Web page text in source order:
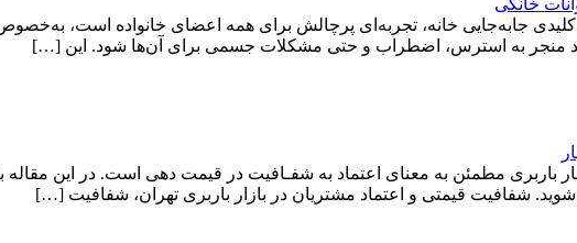
خانگی
جابه‌جایی خانه، تجربه‌ای پرچالش برای همه اعضای خانواده است،
منجر به استرس، اضطراب و حتی مشکلات جسمی برای آن‌ها شود. این […]
مطمئن به معنای اعتماد به شفـافیت در قیمت دهی است. در این مقاله
شفافیت قیمتی و اعتماد مشتریان در بازار باربری تهران، شفافیت […]